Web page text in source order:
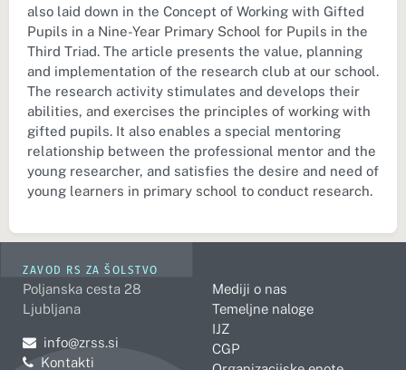
also laid down in the Concept of Working with Gifted
Pupils in a Nine-Year Primary School for Pupils in the
Third Triad. The article presents the value, planning
and implementation of the research club at our school.
The research activity stimulates and develops their
abilities, and exercises the principles of working with
gifted pupils. It also enables a special mentoring
relationship between the professional mentor and the
young researcher, and satisfies the desire and need of
young learners in primary school to conduct research.
ZAVOD RS ZA ŠOLSTVO
Poljanska cesta 28
Ljubljana
Pošljite e-mail na
info@zrss.si
Kontakti
Mediji o nas
Temeljne naloge
IJZ
CGP